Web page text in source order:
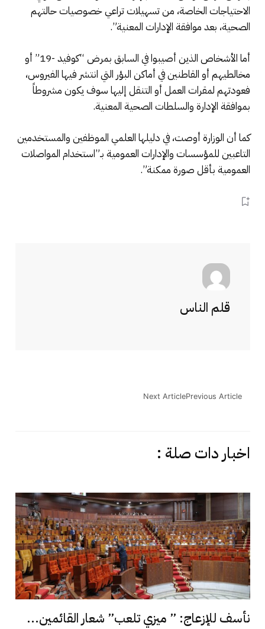
الاحتياجات الخاصة، من تسهيلات تراعي خصوصيات حالتهم
الصحية، بعد موافقة الإدارات المعنية”.
أما الأشخاص الذين أصيبوا في السابق بمرض “كوفيد -19” أو
مخالطيهم أو القاطنين في أماكن البؤر التي انتشر فيها الفيروس،
فعودتهم لمقرات العمل أو التنقل إليها سوف يكون مشروطاً
بموافقة الإدارة والسلطات الصحية المعنية.
كما أن الوزارة أوصت، في دليلها العلمي الموظفين والمستخدمين
التاعبين للمؤسسات والإدارات العمومية بـ”استخدام المواصلات
العمومية بأقل صورة ممكنة”.
قلم الناس
Previous Article
Next Article
اخبار دات صلة :
نأسف للإزعاج: ” ميزي تلعب” شعار القائمين...